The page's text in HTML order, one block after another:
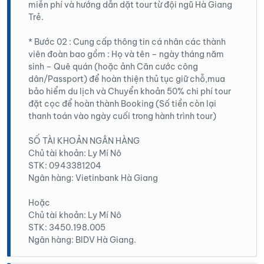
♦️ Di chuyển về Cao Mã Pờ, đoàn dừng nghỉ,
Nghĩa Thuận - Tùng Vài - Cao Mã Pờ. Đến Núi
Hoa đoàn nhận phòng nghỉ ngơi. Tận hưởng khí
hậu và cảnh sắc tại Núi Hoa.
miễn phí và hướng dẫn dặt tour từ đội ngũ Hà Giang
Trẻ.
* Bước 02 : Cung cấp thông tin cá nhân các thành
viên đoàn bao gồm : Họ và tên – ngày tháng năm
sinh – Quê quán (hoặc ảnh Căn cước công
dân/Passport) để hoàn thiện thủ tục giữ chỗ,mua
bảo hiểm du lịch và Chuyển khoản 50% chi phí tour
đặt cọc để hoàn thành Booking (Số tiền còn lại
thanh toán vào ngày cuối trong hành trình tour)
SỐ TÀI KHOẢN NGÂN HÀNG
Chủ tài khoản: Ly Mí Nô
STK: 0943381204
Ngân hàng: Vietinbank Hà Giang
Hoặc
Chủ tài khoản: Ly Mí Nô
STK: 3450.198.005
Ngân hàng: BIDV Hà Giang.